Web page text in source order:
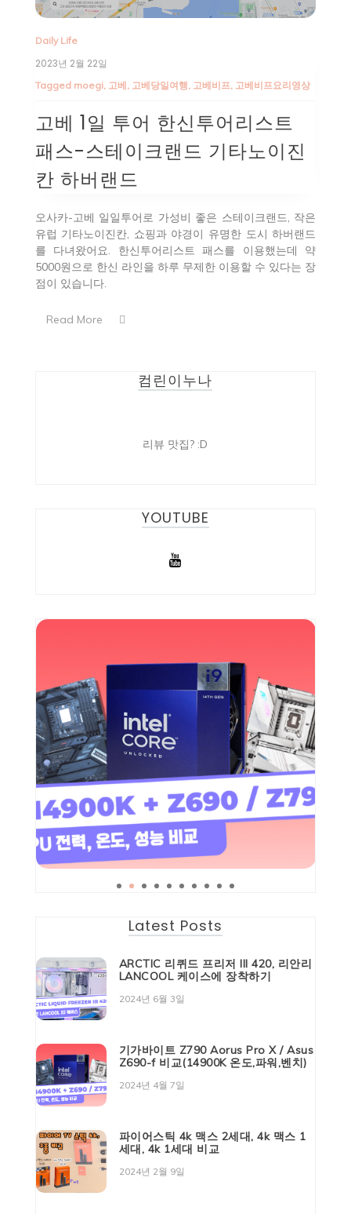
Daily Life
2023년 2월 22일
Tagged moegi, 고베, 고베당일여행, 고베비프, 고베비프요리영상
고베 1일 투어 한신투어리스트
패스-스테이크랜드 기타노이진
칸 하버랜드
오사카-고베 일일투어로 가성비 좋은 스테이크랜드, 작은
유럽 기타노이진칸, 쇼핑과 야경이 유명한 도시 하버랜드
를 다녀왔어요. 한신투어리스트 패스를 이용했는데 약
5000원으로 한신 라인을 하루 무제한 이용할 수 있다는 장
점이 있습니다.
Read More
컴린이누나
리뷰 맛집? :D
YOUTUBE
Latest Posts
ARCTIC 리퀴드 프리저 III 420, 리안리
LANCOOL 케이스에 장착하기
2024년 6월 3일
기가바이트 Z790 Aorus Pro X / Asus
Z690-f 비교(14900K 온도,파워,벤치)
2024년 4월 7일
파이어스틱 4k 맥스 2세대, 4k 맥스 1
세대, 4k 1세대 비교
2024년 2월 9일